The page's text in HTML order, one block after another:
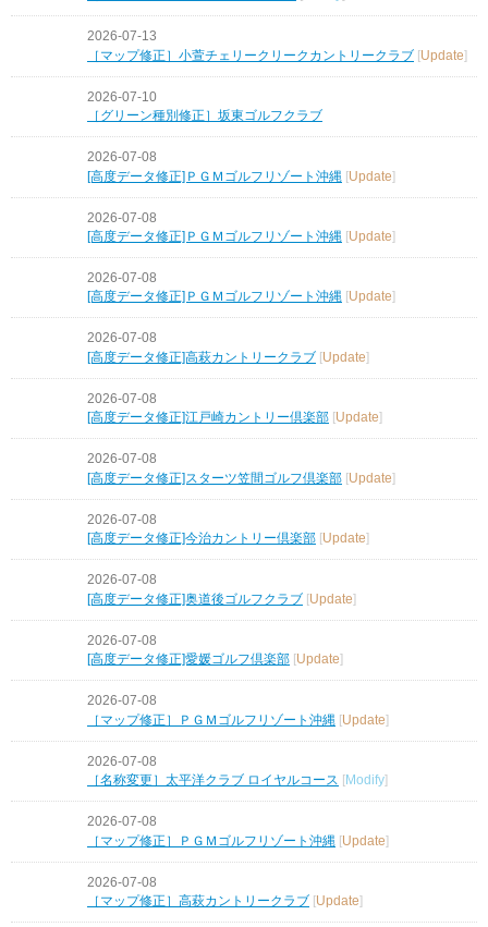
2026-07-13
［マップ修正］小萱チェリークリークカントリークラブ [Update]
2026-07-10
［グリーン種別修正］坂東ゴルフクラブ
2026-07-08
[高度データ修正]ＰＧＭゴルフリゾート沖縄 [Update]
2026-07-08
[高度データ修正]ＰＧＭゴルフリゾート沖縄 [Update]
2026-07-08
[高度データ修正]ＰＧＭゴルフリゾート沖縄 Update
2026-07-08
[高度データ修正]高萩カントリークラブ [Update]
2026-07-08
[高度データ修正]江戸崎カントリー倶楽部 Update
2026-07-08
[高度データ修正]スターツ笠間ゴルフ倶楽部 [Update]
2026-07-08
[高度データ修正]今治カントリー倶楽部 Update
2026-07-08
[高度データ修正]奥道後ゴルフクラブ [Update]
2026-07-08
[高度データ修正]愛媛ゴルフ倶楽部 Update
2026-07-08
［マップ修正］ＰＧＭゴルフリゾート沖縄 [Update]
2026-07-08
［名称変更］太平洋クラブ ロイヤルコース [Modify]
2026-07-08
［マップ修正］ＰＧＭゴルフリゾート沖縄 [Update]
2026-07-08
［マップ修正］高萩カントリークラブ [Update]